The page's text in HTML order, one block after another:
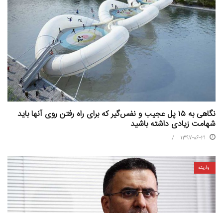
نگاهی به ۱۵ پل عجیب و نفس‌گیر که برای راه رفتن روی آنها باید
شهامت زیادی داشته باشید
1397-06-21
واریته